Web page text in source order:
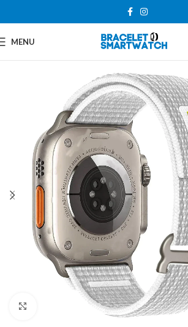
MENU
Cliquer pour agrandir